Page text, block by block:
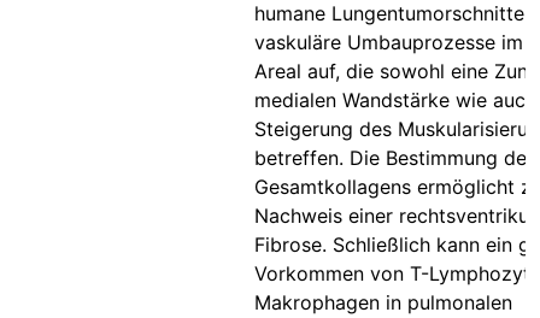
humane Lungentumorschnitte
vaskuläre Umbauprozesse im
Areal auf, die sowohl eine
medialen Wandstärke wie
Steigerung des
betreffen. Die Bestimmung des
Gesamtkollagens ermöglicht
Nachweis einer
Fibrose. Schließlich kann ein
Vorkommen von T-
Makrophagen in pulmonalen